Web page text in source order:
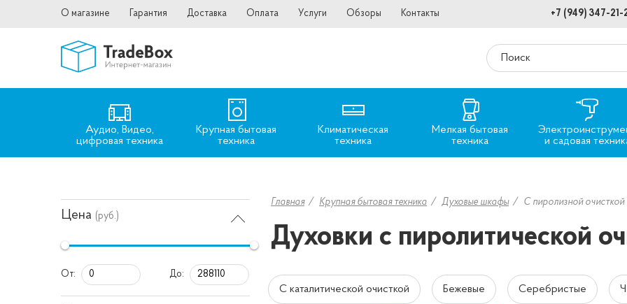
О магазине Гарантия Доставка Оплата Услуги Обзоры Контакты +7 (949) 347-21-
Аудио, Видео,
цифровая техника
Крупная бытовая
техника
Климатическая
техника
Мелкая бытовая
техника
и садовая
Цена (руб.)
От: До:
Главная Крупная бытовая техника Духовые шкафы С пиролизной очисткой
Духовки с пиролитической
С каталитической очисткой Бежевые Серебристые